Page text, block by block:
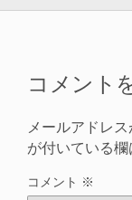
コメント
メールアドレス
が付いている
コメント ※